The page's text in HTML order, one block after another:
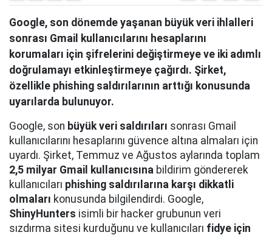
Google, son dönemde yaşanan büyük veri ihlalleri
sonrası Gmail kullanıcılarını hesaplarını
korumaları için şifrelerini değiştirmeye ve iki adımlı
doğrulamayı etkinleştirmeye çağırdı. Şirket,
özellikle phishing saldırılarının arttığı konusunda
uyarılarda bulunuyor.
Google, son büyük veri saldırıları sonrası Gmail
kullanıcılarını hesaplarını güvence altına almaları için
uyardı. Şirket, Temmuz ve Ağustos aylarında toplam
2,5 milyar Gmail kullanıcısına bildirim göndererek
kullanıcıları phishing saldırılarına karşı dikkatli
olmaları konusunda bilgilendirdi. Google,
ShinyHunters isimli bir hacker grubunun veri
sızdırma sitesi kurduğunu ve kullanıcıları fidye için